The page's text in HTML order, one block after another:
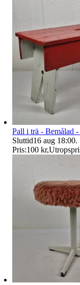
Pall i trä - Bemålad
Sluttid16 aug 18:00.
Pris:100 kr,